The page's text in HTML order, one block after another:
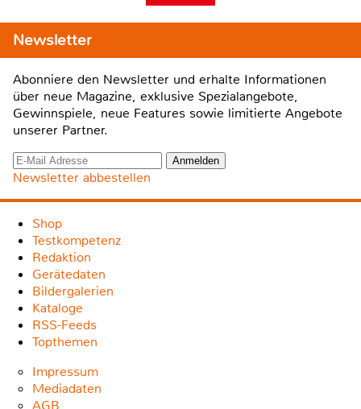
Newsletter
Abonniere den Newsletter und erhalte Informationen
über neue Magazine, exklusive Spezialangebote,
Gewinnspiele, neue Features sowie limitierte Angebote
unserer Partner.
Newsletter abbestellen
Shop
Testkompetenz
Redaktion
Gerätedaten
Bildergalerien
Kataloge
RSS-Feeds
Topthemen
Impressum
Mediadaten
AGB